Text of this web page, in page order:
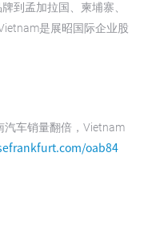
到孟加拉国、柬埔寨、
是展昭国际企业股
汽车销量翻倍，Vietnam
oab84